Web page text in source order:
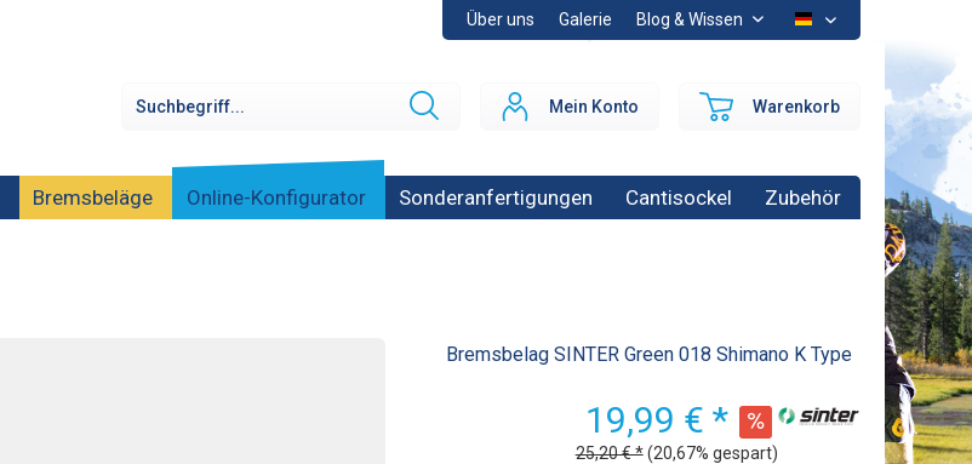
DE
Blog & Wissen
Galerie
Über uns
Mein Konto Warenkorb
Bremsbeläge Online-Konfigurator Sonderanfertigungen Cantisockel Zubehör
Bremsbelag SINTER Green 018 Shimano K Type
19,99 € *
25,20 € * (20,67% gespart)